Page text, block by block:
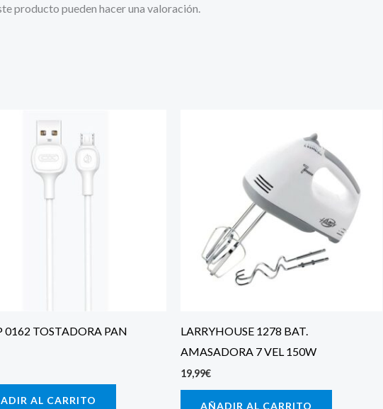
producto pueden hacer una valoración.
0162 TOSTADORA PAN
AL CARRITO
LARRYHOUSE 1278 BAT.
AMASADORA 7 VEL 150W
19,99€
AÑADIR AL CARRITO